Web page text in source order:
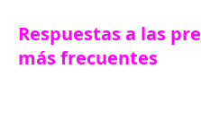
Respuestas a las
más frecuentes